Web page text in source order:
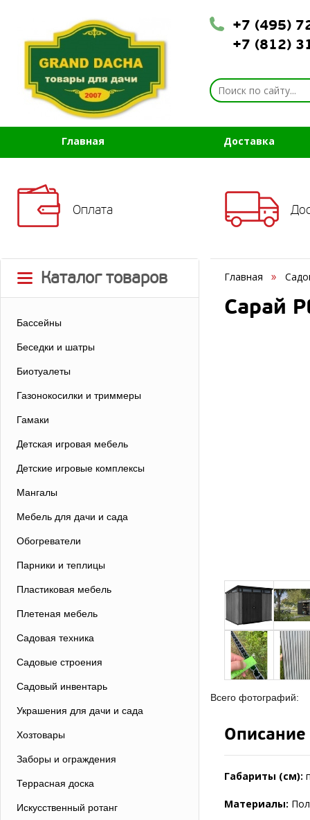
+7 (495)
+7 (812)
Главная Доставка
Оплата
Каталог товаров
Бассейны
Беседки и шатры
Биотуалеты
Газонокосилки и триммеры
Гамаки
Детская игровая мебель
Детские игровые комплексы
Мангалы
Мебель для дачи и сада
Обогреватели
Парники и теплицы
Пластиковая мебель
Плетеная мебель
Садовая техника
Садовые строения
Садовый инвентарь
Украшения для дачи и сада
Хозтовары
Заборы и ограждения
Террасная доска
Искусственный ротанг
Главная
Сарай
Всего фотографий:
Описание
Габариты (см):
Материалы: